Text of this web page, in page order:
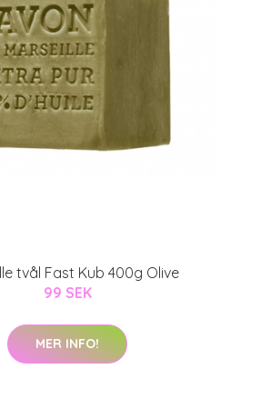
tvål Fast Kub 400g Olive
99 SEK
MER INFO!